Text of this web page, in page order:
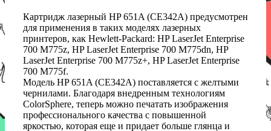
Картридж лазерный HP 651A (CE342A) предусмотрен
для применения в таких моделях лазерных
принтеров, как Hewlett-Packard: HP LaserJet Enterprise
700 M775z, HP LaserJet Enterprise 700 M775dn, HP
LaserJet Enterprise 700 M775z+, HP LaserJet Enterprise
700 M775f.
Модель HP 651A (CE342A) поставляется с желтыми
чернилами. Благодаря внедренным технологиям
ColorSphere, теперь можно печатать изображения
профессионального качества с повышенной
яркостью, которая еще и придает больше глянца и